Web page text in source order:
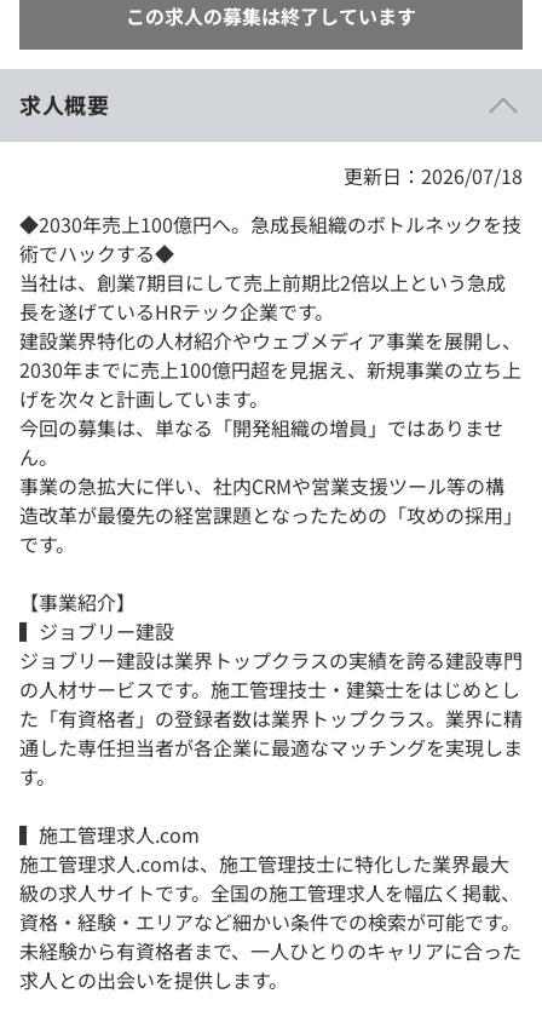
この求人の募集は終了しています
求人概要
更新日：2026/07/18
◆2030年売上100億円へ。急成長組織のボトルネックを技
術でハックする◆
当社は、創業7期目にして売上前期比2倍以上という急成
長を遂げているHRテック企業です。
建設業界特化の人材紹介やウェブメディア事業を展開し、
2030年までに売上100億円超を見据え、新規事業の立ち上
げを次々と計画しています。
今回の募集は、単なる「開発組織の増員」ではありませ
ん。
事業の急拡大に伴い、社内CRMや営業支援ツール等の構
造改革が最優先の経営課題となったための「攻めの採用」
です。
【事業紹介】
▍ジョブリー建設
ジョブリー建設は業界トップクラスの実績を誇る建設専門
の人材サービスです。施工管理技士・建築士をはじめとし
た「有資格者」の登録者数は業界トップクラス。業界に精
通した専任担当者が各企業に最適なマッチングを実現しま
す。
▍施工管理求人.com
施工管理求人.comは、施工管理技士に特化した業界最大
級の求人サイトです。全国の施工管理求人を幅広く掲載、
資格・経験・エリアなど細かい条件での検索が可能です。
未経験から有資格者まで、一人ひとりのキャリアに合った
求人との出会いを提供します。